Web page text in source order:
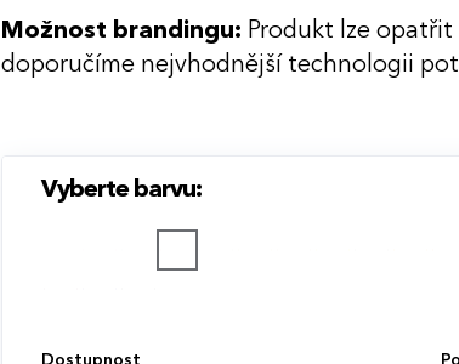
Možnost brandingu: Produkt lze opatřit
doporučíme nejvhodnější technologii
Vyberte barvu:
Dostupnost